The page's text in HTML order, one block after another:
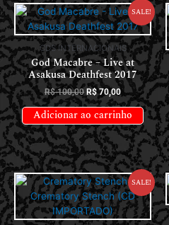
Sale!
CDS INTERNACIONAIS
God Macabre – Live at
Asakusa Deathfest 2017
R$100,00 R$70,00
Adicionar ao carrinho
Sale!